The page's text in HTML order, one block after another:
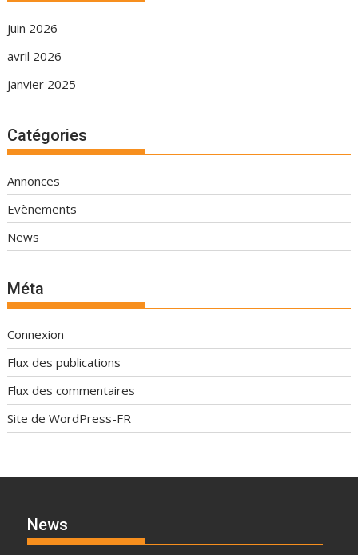
juin 2026
avril 2026
janvier 2025
Catégories
Annonces
Evènements
News
Méta
Connexion
Flux des publications
Flux des commentaires
Site de WordPress-FR
News